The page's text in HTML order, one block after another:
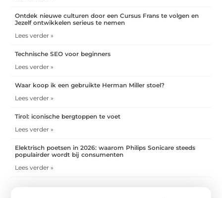
Ontdek nieuwe culturen door een Cursus Frans te volgen en
Jezelf ontwikkelen serieus te nemen
Lees verder »
Technische SEO voor beginners
Lees verder »
Waar koop ik een gebruikte Herman Miller stoel?
Lees verder »
Tirol: iconische bergtoppen te voet
Lees verder »
Elektrisch poetsen in 2026: waarom Philips Sonicare steeds
populairder wordt bij consumenten
Lees verder »